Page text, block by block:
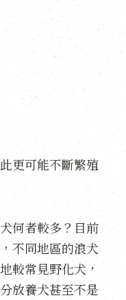
更可能不斷繁殖
何者較多？目前
不同地區的浪犬
較常見野化犬，
放養犬甚至不是